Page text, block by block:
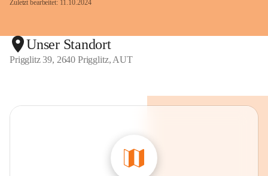
Zuletzt bearbeitet: 11.10.2024
Unser Standort
Prigglitz 39, 2640 Prigglitz, AUT